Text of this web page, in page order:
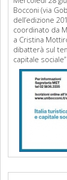
Bocconi (via
dell’edizione
coordinato da
a Cristina
dibatterà sul
capitale